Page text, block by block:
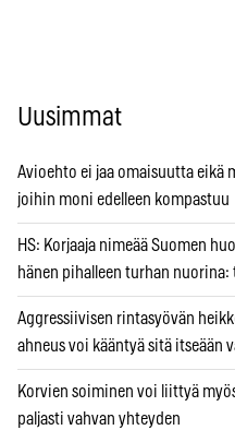
Uusimmat
Avioehto ei jaa omaisuutta eikä
joihin moni edelleen kompastuu
HS: Korjaaja nimeää Suomen
hänen pihalleen turhan nuorina:
Aggressiivisen rintasyövän
ahneus voi kääntyä sitä itseään
Korvien soiminen voi liittyä
paljasti vahvan yhteyden